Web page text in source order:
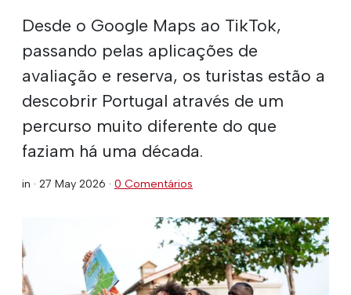
Desde o Google Maps ao TikTok,
passando pelas aplicações de
avaliação e reserva, os turistas estão a
descobrir Portugal através de um
percurso muito diferente do que
faziam há uma década.
in · 27 May 2026 · 0 Comentários